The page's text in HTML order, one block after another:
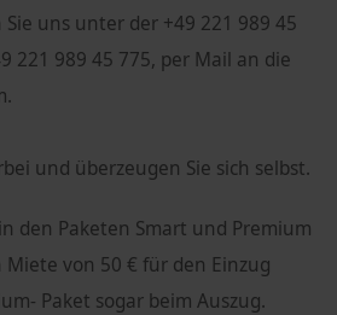
uns unter der +49 221 989 45
221 989 45 775, per Mail an die
und überzeugen Sie sich selbst.
den Paketen Smart und Premium
von 50 € für den Einzug
Paket sogar beim Auszug.